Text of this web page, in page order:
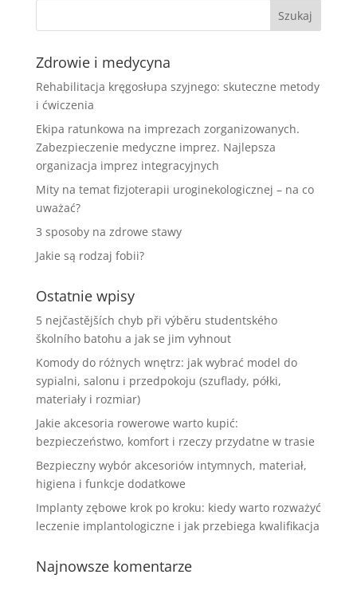
Zdrowie i medycyna
Rehabilitacja kręgosłupa szyjnego: skuteczne metody
i ćwiczenia
Ekipa ratunkowa na imprezach zorganizowanych.
Zabezpieczenie medyczne imprez. Najlepsza
organizacja imprez integracyjnych
Mity na temat fizjoterapii uroginekologicznej – na co
uważać?
3 sposoby na zdrowe stawy
Jakie są rodzaj fobii?
Ostatnie wpisy
5 nejčastějších chyb při výběru studentského
školního batohu a jak se jim vyhnout
Komody do różnych wnętrz: jak wybrać model do
sypialni, salonu i przedpokoju (szuflady, półki,
materiały i rozmiar)
Jakie akcesoria rowerowe warto kupić:
bezpieczeństwo, komfort i rzeczy przydatne w trasie
Bezpieczny wybór akcesoriów intymnych, materiał,
higiena i funkcje dodatkowe
Implanty zębowe krok po kroku: kiedy warto rozważyć
leczenie implantologiczne i jak przebiega kwalifikacja
Najnowsze komentarze